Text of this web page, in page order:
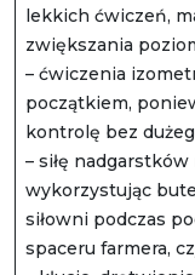
lekkich ćwiczeń,
zwiększania
– ćwiczenia
początkiem,
kontrolę bez
– siłę
wykorzystując
siłowni podczas
spaceru farmera,